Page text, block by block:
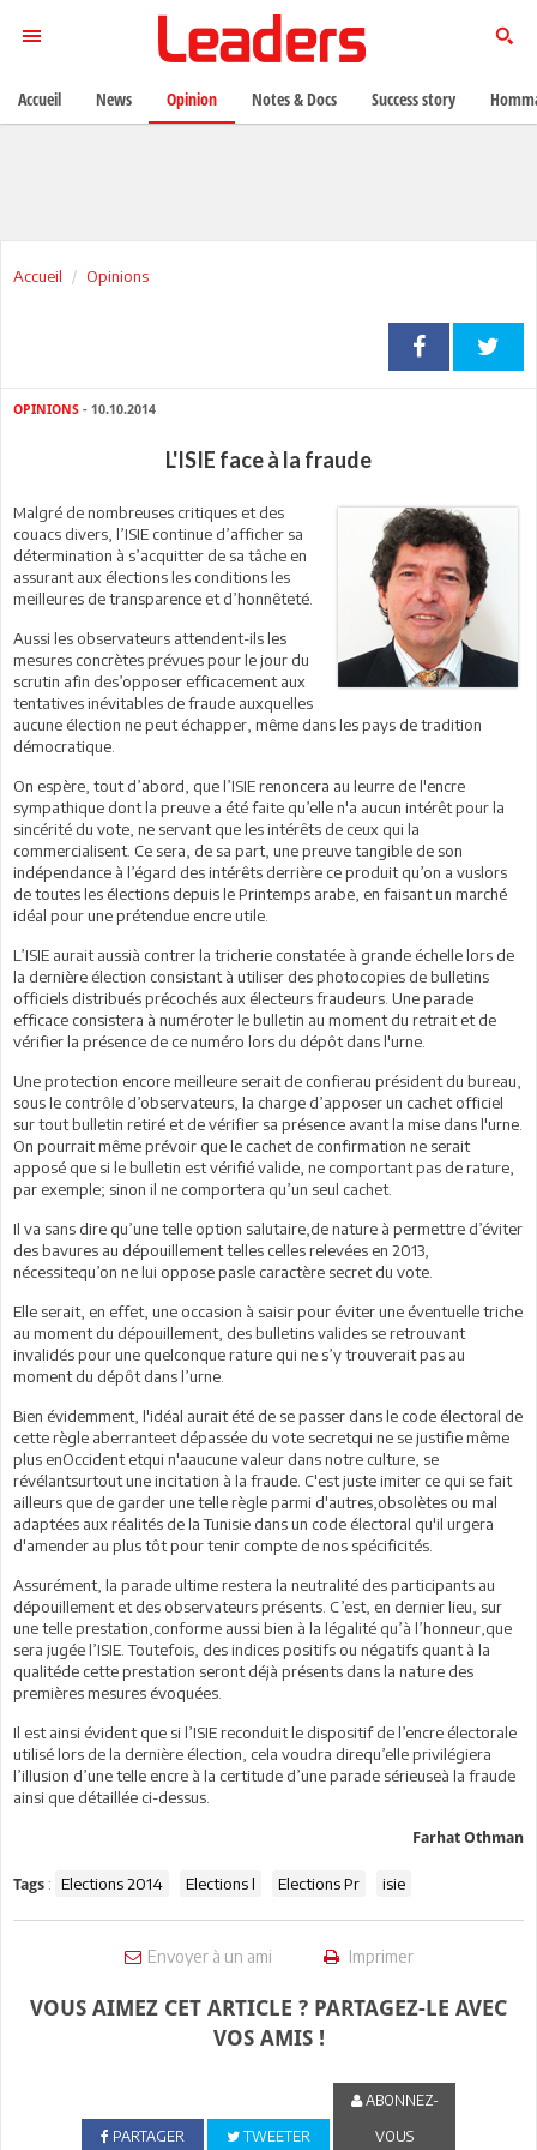
Accueil Opinions
OPINIONS - 10.10.2014
L'ISIE face à la fraude
Malgré de nombreuses critiques et des
couacs divers, l’ISIE continue d’afficher sa
détermination à s’acquitter de sa tâche en
assurant aux élections les conditions les
meilleures de transparence et d’honnêteté.
Aussi les observateurs attendent-ils les
mesures concrètes prévues pour le jour du
scrutin afin des’opposer efficacement aux
tentatives inévitables de fraude auxquelles
aucune élection ne peut échapper, même dans les pays de tradition
démocratique.
On espère, tout d’abord, que l’ISIE renoncera au leurre de l'encre
sympathique dont la preuve a été faite qu’elle n'a aucun intérêt pour la
sincérité du vote, ne servant que les intérêts de ceux qui la
commercialisent. Ce sera, de sa part, une preuve tangible de son
indépendance à l’égard des intérêts derrière ce produit qu’on a vuslors
de toutes les élections depuis le Printemps arabe, en faisant un marché
idéal pour une prétendue encre utile.
L’ISIE aurait aussià contrer la tricherie constatée à grande échelle lors de
la dernière élection consistant à utiliser des photocopies de bulletins
officiels distribués précochés aux électeurs fraudeurs. Une parade
efficace consistera à numéroter le bulletin au moment du retrait et de
vérifier la présence de ce numéro lors du dépôt dans l'urne.
Une protection encore meilleure serait de confierau président du bureau,
sous le contrôle d’observateurs, la charge d’apposer un cachet officiel
sur tout bulletin retiré et de vérifier sa présence avant la mise dans l'urne.
On pourrait même prévoir que le cachet de confirmation ne serait
apposé que si le bulletin est vérifié valide, ne comportant pas de rature,
par exemple; sinon il ne comportera qu’un seul cachet.
Il va sans dire qu’une telle option salutaire,de nature à permettre d’éviter
des bavures au dépouillement telles celles relevées en 2013,
nécessitequ’on ne lui oppose pasle caractère secret du vote.
Elle serait, en effet, une occasion à saisir pour éviter une éventuelle triche
au moment du dépouillement, des bulletins valides se retrouvant
invalidés pour une quelconque rature qui ne s’y trouverait pas au
moment du dépôt dans l’urne.
Bien évidemment, l'idéal aurait été de se passer dans le code électoral de
cette règle aberranteet dépassée du vote secretqui ne se justifie même
plus enOccident etqui n'aaucune valeur dans notre culture, se
révélantsurtout une incitation à la fraude. C'est juste imiter ce qui se fait
ailleurs que de garder une telle règle parmi d'autres,obsolètes ou mal
adaptées aux réalités de la Tunisie dans un code électoral qu'il urgera
d'amender au plus tôt pour tenir compte de nos spécificités.
Assurément, la parade ultime restera la neutralité des participants au
dépouillement et des observateurs présents. C’est, en dernier lieu, sur
une telle prestation,conforme aussi bien à la légalité qu’à l’honneur,que
sera jugée l’ISIE. Toutefois, des indices positifs ou négatifs quant à la
qualitéde cette prestation seront déjà présents dans la nature des
premières mesures évoquées.
Il est ainsi évident que si l’ISIE reconduit le dispositif de l’encre électorale
utilisé lors de la dernière élection, cela voudra direqu’elle privilégiera
l’illusion d’une telle encre à la certitude d’une parade sérieuseà la fraude
ainsi que détaillée ci-dessus.
Farhat Othman
Tags : Elections 2014 Elections l Elections Pr isie
Envoyer à un ami Imprimer
VOUS AIMEZ CET ARTICLE ? PARTAGEZ-LE AVEC
VOS AMIS !
PARTAGER TWEETER
ABONNEZ-
VOUS
Accueil News Opinion Notes & Docs Success story